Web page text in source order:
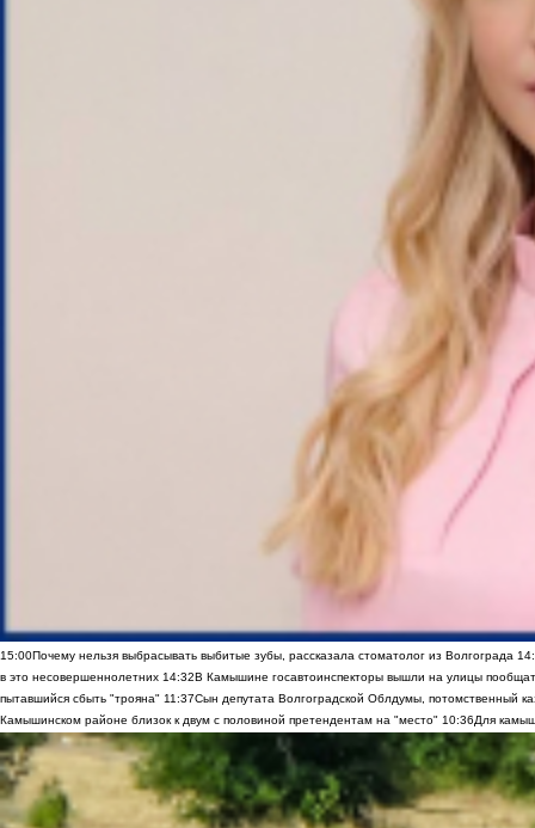
15:00Почему нельзя выбрасывать выбитые зубы, рассказала стоматолог из Волгограда
в это несовершеннолетних 14:32В Камышине госавтоинспекторы вышли на улицы
пытавшийся сбыть "трояна" 11:37Сын депутата Волгоградской Облдумы, потомственный
Камышинском районе близок к двум с половиной претендентам на "место" 10:36Для